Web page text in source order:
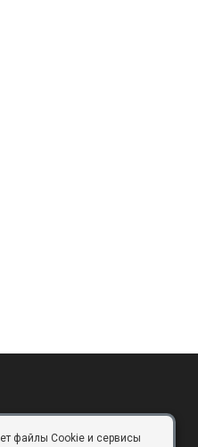
д.10, офис 3
файлы Cookie и сервисы